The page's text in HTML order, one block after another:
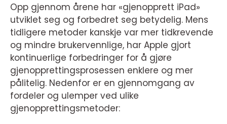
Opp gjennom årene har «gjenopprett iPad»
utviklet seg og forbedret seg betydelig. Mens
tidligere metoder kanskje var mer tidkrevende
og mindre brukervennlige, har Apple gjort
kontinuerlige forbedringer for å gjøre
gjenopprettingsprosessen enklere og mer
pålitelig. Nedenfor er en gjennomgang av
fordeler og ulemper ved ulike
gjenopprettingsmetoder: